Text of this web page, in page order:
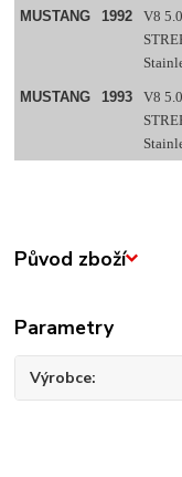
MUSTANG 1992
V8
MUSTANG 1993
V8
Původ zboží
Parametry
Výrobce